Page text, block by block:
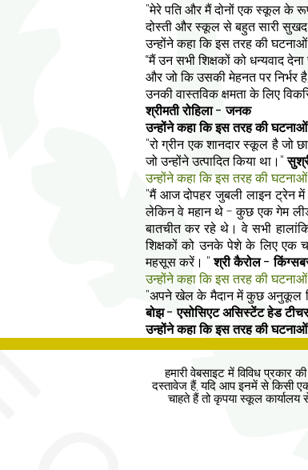
"मेरे पति और मैं दोनों एक स्कूल के
दोस्ती और स्कूल से बहुत सारी सुखद
उन्होंने कहा कि इस तरह की
“मैं उन सभी शिक्षकों को धन्यवाद
और जो कि उसकी मेहनत पर निर्भर
उनकी वास्तविक क्षमता के लिए
श्रीमती रोहिला - जनक
उन्होंने कहा कि इस तरह की
"रो ग्रीन एक शानदार स्कूल है जो
जो उन्होंने उत्पादित किया था।"
उन्होंने कहा कि इस तरह की
"मैं आज दोपहर जुबली लाइन ट्रेन
लेकिन वे महान थे - कुछ एक गेम
बातचीत कर रहे थे। वे सभी
शिक्षकों को उनके पेशे के लिए एक
महसूस करें। "श्री कैरोल -
उन्होंने कहा कि इस तरह की
"अपने खेल के मैदान में कुछ अनुकूल
बोझ - एसोसिएट असिस्टेंट हेड
उन्होंने कहा कि इस तरह की
हमारी वेबसाइट में विविध प्रकार
दस्तावेज हैं, यदि आप इनमें से किसी
चाहते हैं तो कृपया स्कूल